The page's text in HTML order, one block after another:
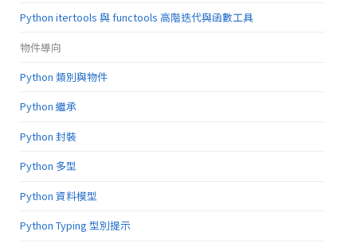
Python itertools 與 functools 高階迭代與函數工具
物件導向
Python 類別與物件
Python 繼承
Python 封裝
Python 多型
Python 資料模型
Python Typing 型別提示